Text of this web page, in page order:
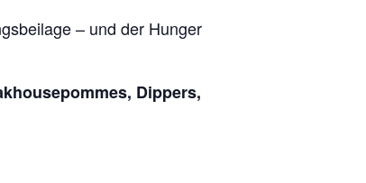
– und der Hunger
Dippers,